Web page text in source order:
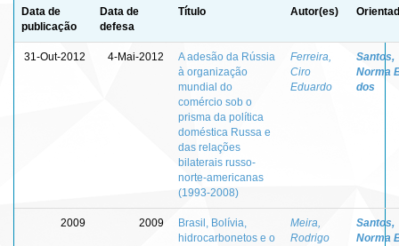
Data de
publicação
Data de
defesa
Título Autor(es)
31-Out-2012 4-Mai-2012
A adesão da Rússia
à organização
mundial do
comércio sob o
prisma da política
doméstica Russa e
das relações
bilaterais russo-
norte-americanas
(1993-2008)
Ferreira,
Ciro
Eduardo
Santos,
Norma
dos
2009 2009
Brasil, Bolívia,
hidrocarbonetos e o
Meira,
Rodrigo
Santos,
Norma